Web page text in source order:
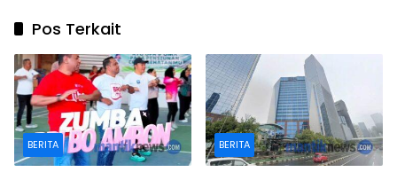
Pos Terkait
BERITA BERITA